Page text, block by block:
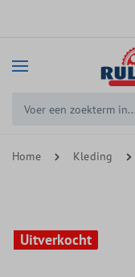
Home Kleding
Uitverkocht
Uitverkocht